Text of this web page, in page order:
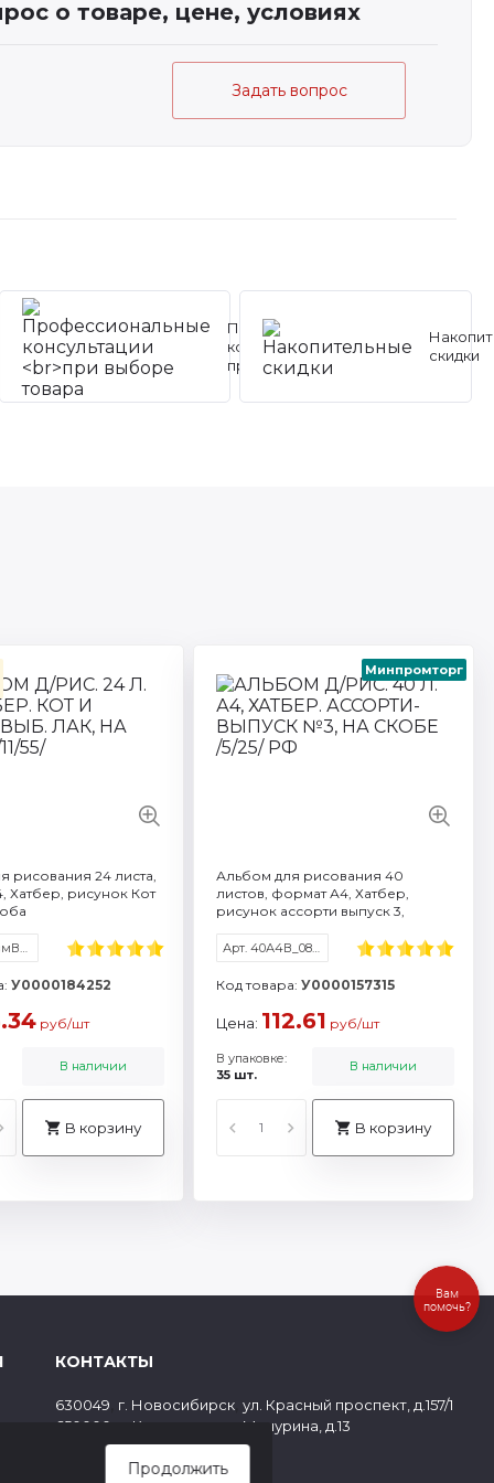
о товаре, цене, условиях
Задать вопрос
Профессиональные
консультации
при выборе товара
скидки
листов: 40
A4
Хатбер
характеристики
рисования 24 листа,
Хатбер, рисунок Кот
Арт. 24А4вмВ_096955
У0000184252
руб/шт
В наличии
В корзину
Артикул: 24А4вмВ_096955
Количество листов: 24
Формат / объем: A4
Торговая марка: Хатбер
Смотреть все характеристики
Минпромторг
Альбом для рисования 40
листов, формат А4, Хатбер,
рисунок ассорти выпуск 3,
Арт. 40А4В_085138
Код товара:У0000157315
Цена: 112.61 руб/шт
В упаковке:
35 шт.
В наличии
В корзину
КОНТАКТЫ
630049 г. Новосибирск ул. Красный проспект, д.157/1
650000
г. Кемерово ул. Мичурина, д.13
8 (800) 500-73-43
paper@cf1.ru
Продолжить
Вам
помочь?